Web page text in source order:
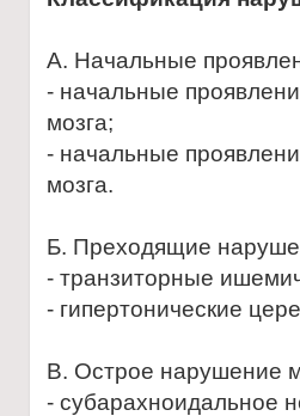
А. Начальные
- начальные
мозга;
- начальные
мозга.
Б. Преходящие
- транзиторные
- гипертонические
В. Острое нарушение
- субарахноидальное